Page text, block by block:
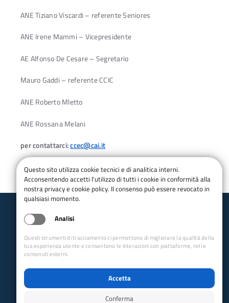
ANE Tiziano Viscardi – referente Seniores
ANE Irene Mammi – Vicepresidente
AE Alfonso De Cesare – Segretario
Mauro Gaddi – referente CCIC
ANE Roberto Mletto
ANE Rossana Melani
per contattarci:ccec@cai.it
Club Alpino Italiano
email:
Club Alpino Italiano
Questo sito utilizza cookie tecnici e di analitica interni.
Acconsentendo accetti l'utilizzo di tutti i cookie in conformità alla
nostra privacy e cookie policy. Il consenso può essere revocato in
qualsiasi momento.
Analisi
Questi strumenti di tracciamento ci permettono di migliorare la qualità della
tua esperienza utente e consentono le interazioni con piattaforme, reti e
contenuti esterni.
Accetta
Conferma